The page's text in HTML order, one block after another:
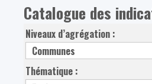
Catalogue des
Niveaux d’agrégation :
Thématique :